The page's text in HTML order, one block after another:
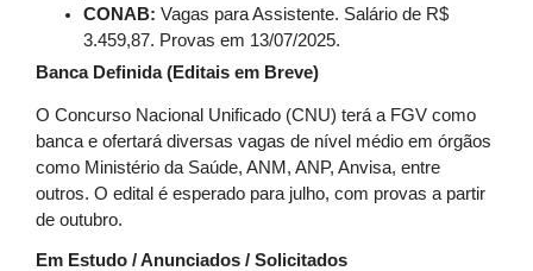
CONAB: Vagas para Assistente. Salário de R$
3.459,87. Provas em 13/07/2025.
Banca Definida (Editais em Breve)
O Concurso Nacional Unificado (CNU) terá a FGV como
banca e ofertará diversas vagas de nível médio em órgãos
como Ministério da Saúde, ANM, ANP, Anvisa, entre
outros. O edital é esperado para julho, com provas a partir
de outubro.
Em Estudo / Anunciados / Solicitados